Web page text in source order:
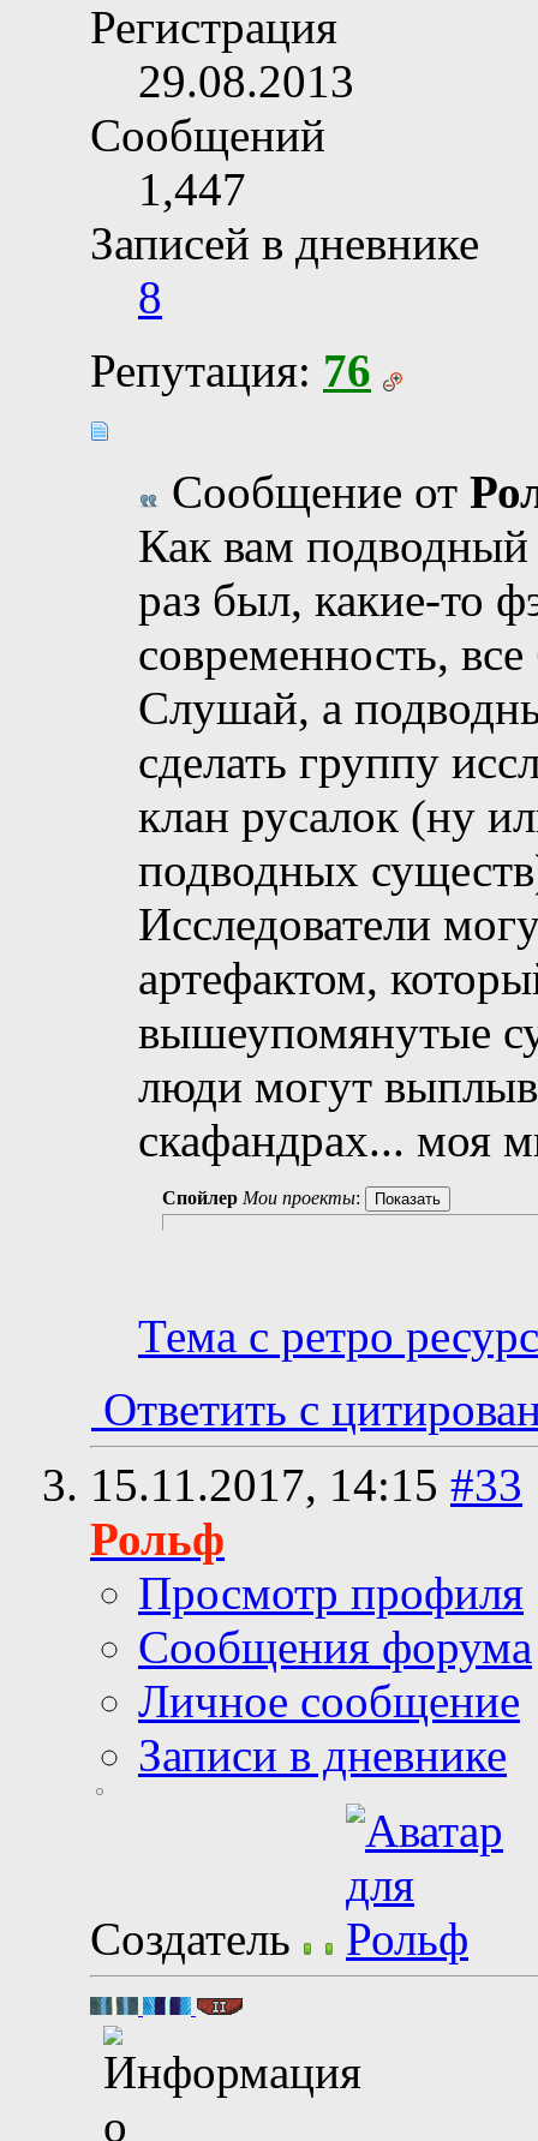
Регистрация
29.08.2013
Сообщений
1,447
Записей в дневнике
8
Репутация: 76
Сообщение от
Как вам
раз был, какие-то
современность,
Слушай, а
сделать группу
клан русалок (ну
подводных
Исследователи
артефактом,
вышеупомянутые
люди могут
скафандрах... моя
Спойлер Мои проекты:
Тема с ретро
Ответить с
15.11.2017, 14:15 #33
Рольф
Просмотр профиля
Сообщения форума
Личное сообщение
Записи в дневнике
Создатель